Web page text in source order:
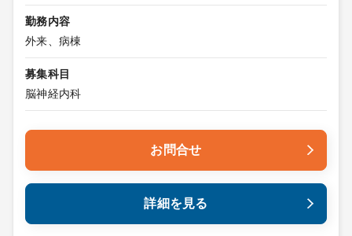
勤務内容
外来、病棟
募集科目
脳神経内科
お問合せ
詳細を見る